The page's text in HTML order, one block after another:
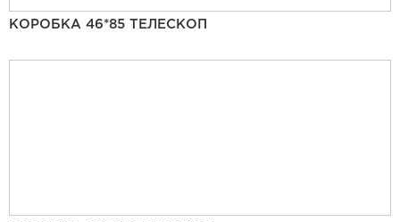
КОРОБКА 46*85 ТЕЛЕСКОП